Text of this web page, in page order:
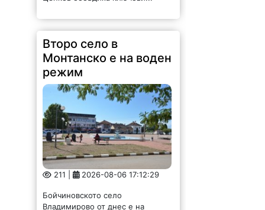
Второ село в
Монтанско е на воден
режим
211 | 2026-08-06 17:12:29
Бойчиновското село
Владимирово от днес е на